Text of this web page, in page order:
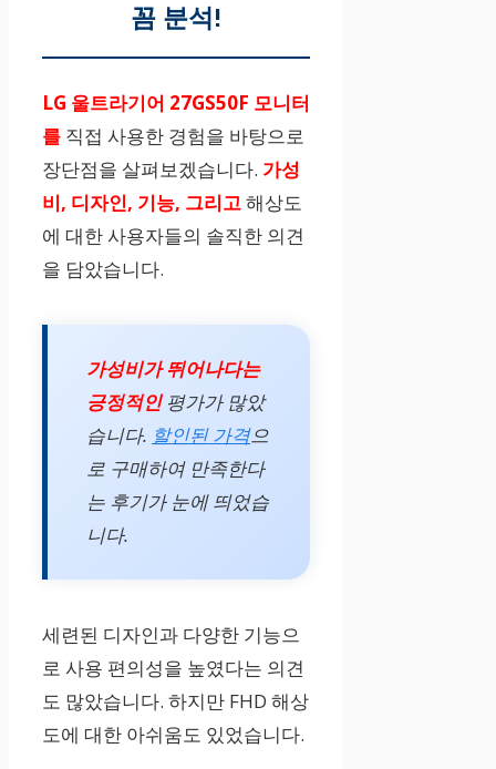
LG전자 FHD
9%
199,000원
꼼 분석!
LG 울트라기어 27GS50F 모니터
를 직접 사용한 경험을 바탕으로
장단점을 살펴보겠습니다. 가성
비, 디자인, 기능, 그리고 해상도
에 대한 사용자들의 솔직한 의견
을 담았습니다.
가성비가 뛰어나다는
긍정적인평가가 많았
습니다. 할인된 가격으
로 구매하여 만족한다
는 후기가 눈에 띄었습
니다.
세련된 디자인과 다양한 기능으
로 사용 편의성을 높였다는 의견
도 많았습니다. 하지만 FHD 해상
도에 대한 아쉬움도 있었습니다.